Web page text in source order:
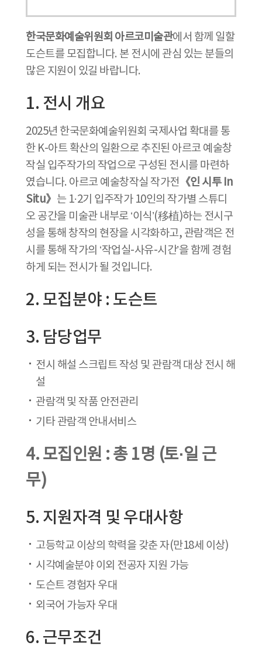
한국문화예술위원회 아르코미술관에서 함께 일할
도슨트를 모집합니다. 본 전시에 관심 있는 분들의
많은 지원이 있길 바랍니다.
1. 전시 개요
2025년 한국문화예술위원회 국제사업 확대를 통
한 K-아트 확산의 일환으로 추진된 아르코 예술창
작실 입주작가의 작업으로 구성된 전시를 마련하
였습니다. 아르코 예술창작실 작가전 《인 시투 In
Situ》 는 1·2기 입주작가 10인의 작가별 스튜디
오 공간을 미술관 내부로 ‘이식’(移植)하는 전시구
성을 통해 창작의 현장을 시각화하고, 관람객은 전
시를 통해 작가의 ‘작업실-사유-시간’을 함께 경험
하게 되는 전시가 될 것입니다.
2. 모집분야 : 도슨트
3. 담당업무
전시 해설 스크립트 작성 및 관람객 대상 전시 해
설
관람객 및 작품 안전관리
기타 관람객 안내서비스
4. 모집인원 : 총 1명 (토·일 근
무)
5. 지원자격 및 우대사항
고등학교 이상의 학력을 갖춘 자(만18세 이상)
시각예술분야 이외 전공자 지원 가능
도슨트 경험자 우대
외국어 가능자 우대
6. 근무조건